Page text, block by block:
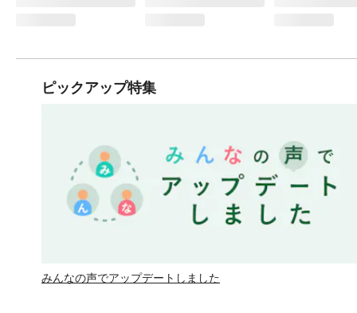
ピックアップ特集
みんなの声でアップデートしました